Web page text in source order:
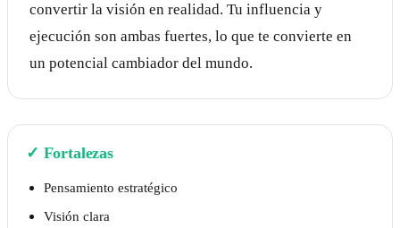
convertir la visión en realidad. Tu influencia y
ejecución son ambas fuertes, lo que te convierte en
un potencial cambiador del mundo.
✓ Fortalezas
Pensamiento estratégico
Visión clara